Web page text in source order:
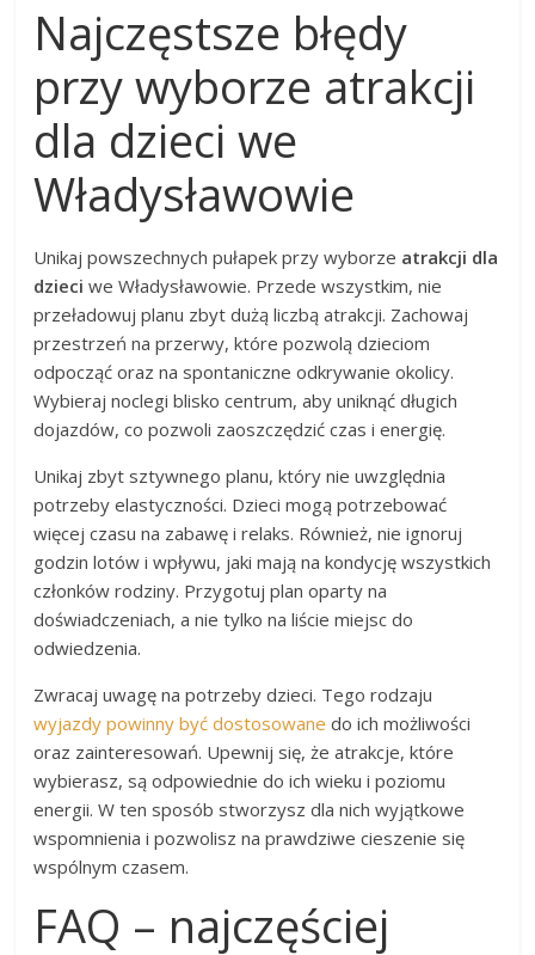
Najczęstsze błędy
przy wyborze atrakcji
dla dzieci we
Władysławowie
Unikaj powszechnych pułapek przy wyborze atrakcji dla
dzieci we Władysławowie. Przede wszystkim, nie
przeładowuj planu zbyt dużą liczbą atrakcji. Zachowaj
przestrzeń na przerwy, które pozwolą dzieciom
odpocząć oraz na spontaniczne odkrywanie okolicy.
Wybieraj noclegi blisko centrum, aby uniknąć długich
dojazdów, co pozwoli zaoszczędzić czas i energię.
Unikaj zbyt sztywnego planu, który nie uwzględnia
potrzeby elastyczności. Dzieci mogą potrzebować
więcej czasu na zabawę i relaks. Również, nie ignoruj
godzin lotów i wpływu, jaki mają na kondycję wszystkich
członków rodziny. Przygotuj plan oparty na
doświadczeniach, a nie tylko na liście miejsc do
odwiedzenia.
Zwracaj uwagę na potrzeby dzieci. Tego rodzaju
wyjazdy powinny być dostosowane do ich możliwości
oraz zainteresowań. Upewnij się, że atrakcje, które
wybierasz, są odpowiednie do ich wieku i poziomu
energii. W ten sposób stworzysz dla nich wyjątkowe
wspomnienia i pozwolisz na prawdziwe cieszenie się
wspólnym czasem.
FAQ – najczęściej